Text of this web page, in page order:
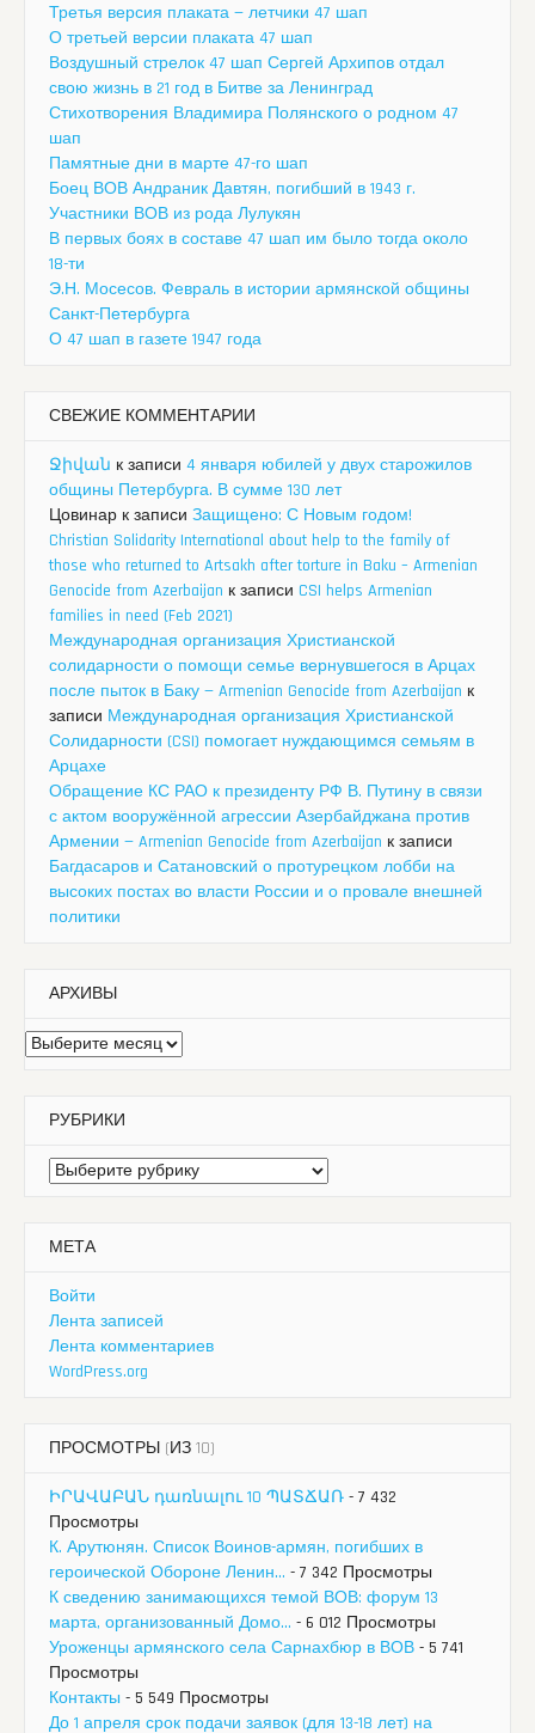
Третья версия плаката — летчики 47 шап
О третьей версии плаката 47 шап
Воздушный стрелок 47 шап Сергей Архипов отдал
свою жизнь в 21 год в Битве за Ленинград
Стихотворения Владимира Полянского о родном 47
шап
Памятные дни в марте 47-го шап
Боец ВОВ Андраник Давтян, погибший в 1943 г.
Участники ВОВ из рода Лулукян
В первых боях в составе 47 шап им было тогда около
18-ти
Э.Н. Мосесов. Февраль в истории армянской общины
Санкт-Петербурга
О 47 шап в газете 1947 года
СВЕЖИЕ КОММЕНТАРИИ
Ջիվան к записи 4 января юбилей у двух старожилов
общины Петербурга. В сумме 130 лет
Цовинар к записи Защищено: С Новым годом!
Christian Solidarity International about help to the family of
those who returned to Artsakh after torture in Baku – Armenian
Genocide from Azerbaijan к записи CSI helps Armenian
families in need (Feb 2021)
Международная организация Христианской
солидарности о помощи семье вернувшегося в Арцах
после пыток в Баку — Armenian Genocide from Azerbaijan к
записи Международная организация Христианской
Солидарности (CSI) помогает нуждающимся семьям в
Арцахе
Обращение КС РАО к президенту РФ В. Путину в связи
с актом вооружённой агрессии Азербайджана против
Армении — Armenian Genocide from Azerbaijan к записи
Багдасаров и Сатановский о протурецком лобби на
высоких постах во власти России и о провале внешней
политики
АРХИВЫ
Архивы
РУБРИКИ
Рубрики
МЕТА
Войти
Лента записей
Лента комментариев
WordPress.org
ПРОСМОТРЫ (ИЗ 10)
ԻՐԱՎԱԲԱՆ դառնալու 10 ՊԱՏՃԱՌ - 7 432
Просмотры
К. Арутюнян. Список Воинов-армян, погибших в
героической Обороне Ленин... - 7 342 Просмотры
К сведению занимающихся темой ВОВ: форум 13
марта, организованный Домо... - 6 012 Просмотры
Уроженцы армянского села Сарнахбюр в ВОВ - 5 741
Просмотры
Контакты - 5 549 Просмотры
До 1 апреля срок подачи заявок (для 13-18 лет) на